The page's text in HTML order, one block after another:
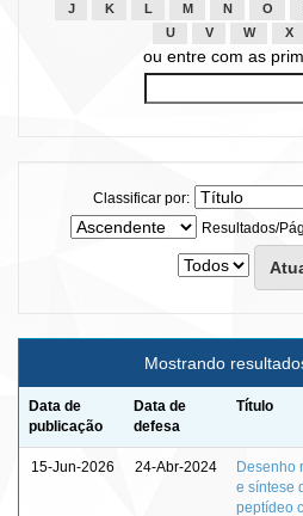
J
K L M N O
U
V W X
ou entre com as
Classificar por:
Resultados/
Mostrando
Data de
publicação
Data de
defesa
Título
15-Jun-2026 24-Abr-2024
Desenho
e síntese
peptídeo